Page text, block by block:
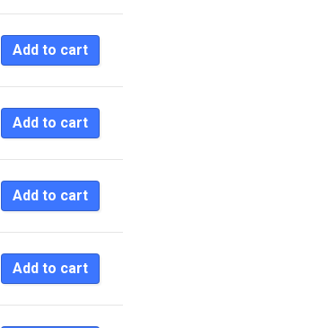
Add to cart
Add to cart
Add to cart
Add to cart